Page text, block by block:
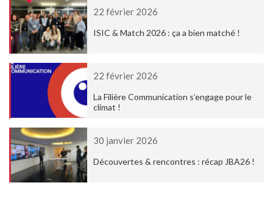
22 février 2026
ISIC & Match 2026 : ça a bien matché !
22 février 2026
La Filière Communication s’engage pour le
climat !
30 janvier 2026
Découvertes & rencontres : récap JBA26 !